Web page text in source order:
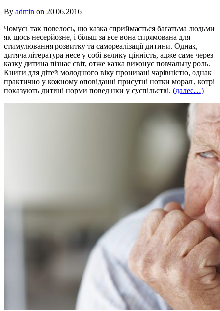
By admin on 20.06.2016
Чомусь так повелось, що казка сприймається багатьма людьми
як щось несерйозне, і більш за все вона спрямована для
стимулювання розвитку та самореалізації дитини. Однак,
дитяча література несе у собі велику цінність, адже саме через
казку дитина пізнає світ, отже казка виконує повчальну роль.
Книги для дітей молодшого віку пронизані чарівністю, однак
практично у кожному оповіданні присутні нотки моралі, котрі
показують дитині норми поведінки у суспільстві. (далее…)